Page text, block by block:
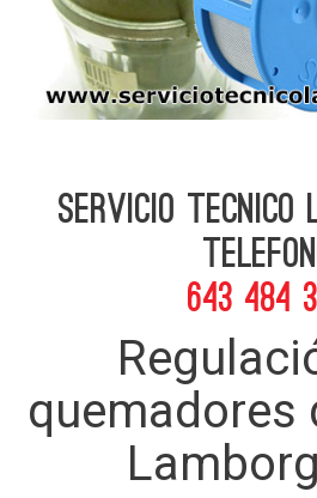
Servicio Tecnico
643 484
quemadores